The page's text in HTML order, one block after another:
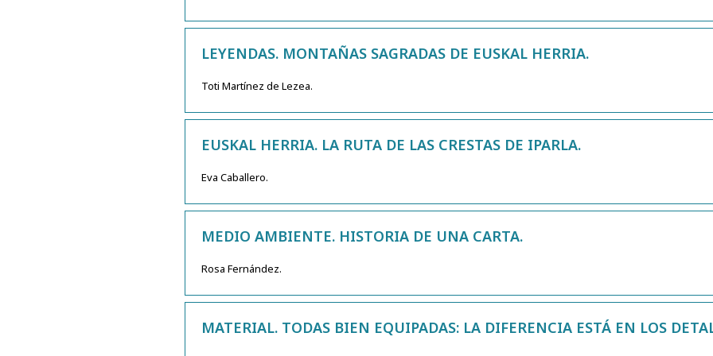
LEYENDAS. MONTAÑAS SAGRADAS DE EUSKAL HERRIA.
Toti Martínez de Lezea.
EUSKAL HERRIA. LA RUTA DE LAS CRESTAS DE IPARLA.
Eva Caballero.
MEDIO AMBIENTE. HISTORIA DE UNA CARTA.
Rosa Fernández.
MATERIAL. TODAS BIEN EQUIPADAS: LA DIFERENCIA ESTÁ EN LOS